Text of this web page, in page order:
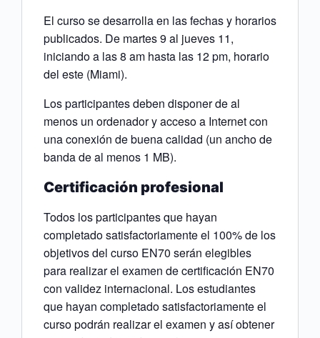
El curso se desarrolla en las fechas y horarios
publicados. De martes 9 al jueves 11,
iniciando a las 8 am hasta las 12 pm, horario
del este (Miami).
Los participantes deben disponer de al
menos un ordenador y acceso a Internet con
una conexión de buena calidad (un ancho de
banda de al menos 1 MB).
Certificación profesional
Todos los participantes que hayan
completado satisfactoriamente el 100% de los
objetivos del curso EN70 serán elegibles
para realizar el examen de certificación EN70
con validez internacional. Los estudiantes
que hayan completado satisfactoriamente el
curso podrán realizar el examen y así obtener